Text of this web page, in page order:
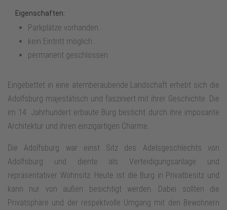
Eigenschaften:
Parkplätze vorhanden
kein Eintritt möglich
permanent geschlossen
Eingebettet in eine atemberaubende Landschaft erhebt sich die
Adolfsburg majestätisch und fasziniert mit ihrer Geschichte. Die
im 14. Jahrhundert erbaute Burg besticht durch ihre imposante
Architektur und ihren einzigartigen Charme.
Die Adolfsburg war einst Sitz des Adelsgeschlechts von
Adolfsburg und diente als Verteidigungsanlage und
repräsentativer Wohnsitz. Heute ist die Burg in Privatbesitz und
kann nur von außen besichtigt werden. Dabei sollten die
Privatsphäre und der respektvolle Umgang mit den Bewohnern